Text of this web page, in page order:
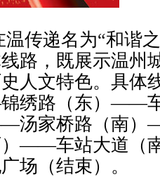
传递名为“和谐
路，既展示温州
人文特色。具体
绣路（东）——
汤家桥路（南）
——车站大道（
场（结束）。